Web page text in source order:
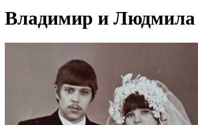
Владимир и Людмила